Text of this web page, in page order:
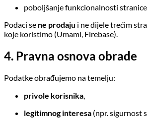
poboljšanje funkcionalnosti
Podaci se ne prodaju i ne dijele trećim
koje koristimo (Umami, Firebase).
4. Pravna osnova obrade
Podatke obrađujemo na temelju:
privole korisnika
legitimnog interesa (npr. sigurnost